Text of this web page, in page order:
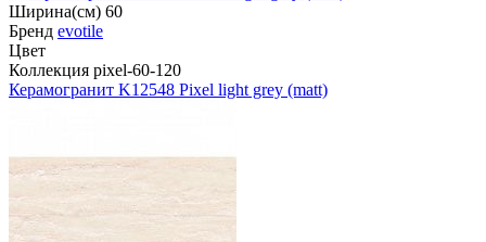
Ширина(см) 60
Бренд evotile
Цвет
Коллекция pixel-60-120
Керамогранит K12548 Pixel light grey (matt)